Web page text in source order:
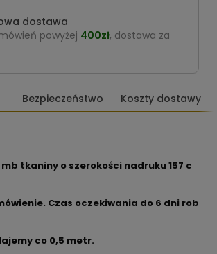
dostawa
powyżej 400zł, dostawa za
Bezpieczeństwo Koszty dostawy
tkaniny o szerokości nadruku 157 c
Czas oczekiwania do 6 dni rob
co 0,5 metr.